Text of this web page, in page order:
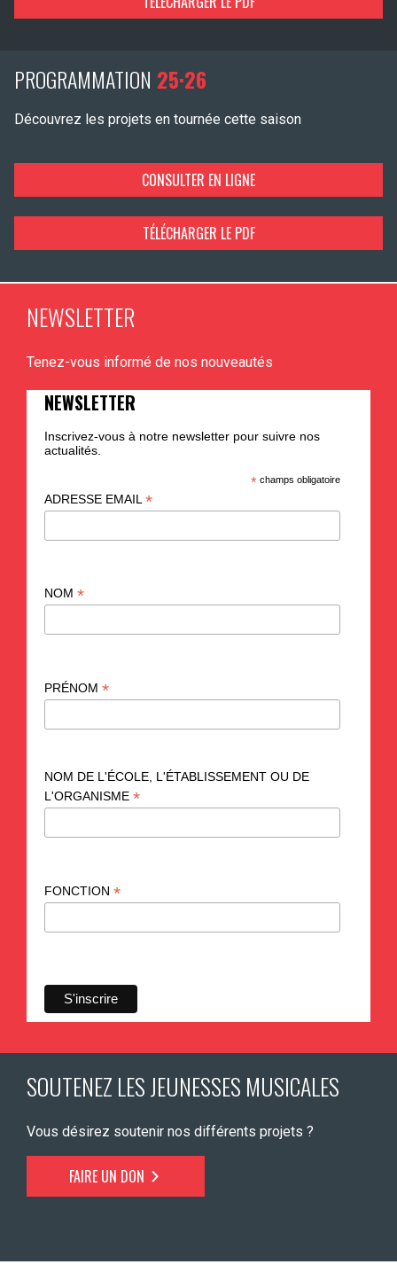
PROGRAMMATION 25·26
Découvrez les projets en tournée cette saison
CONSULTER EN LIGNE
TÉLÉCHARGER LE PDF
NEWSLETTER
Tenez-vous informé de nos nouveautés
NEWSLETTER
Inscrivez-vous à notre newsletter pour suivre nos
actualités.
* champs obligatoire
ADRESSE EMAIL *
NOM *
PRÉNOM *
NOM DE L'ÉCOLE, L'ÉTABLISSEMENT OU DE
L'ORGANISME *
FONCTION *
SOUTENEZ LES JEUNESSES MUSICALES
Vous désirez soutenir nos différents projets ?
FAIRE UN DON